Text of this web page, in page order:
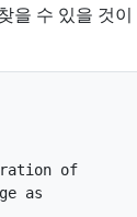
을 수 있을 것이
of
as